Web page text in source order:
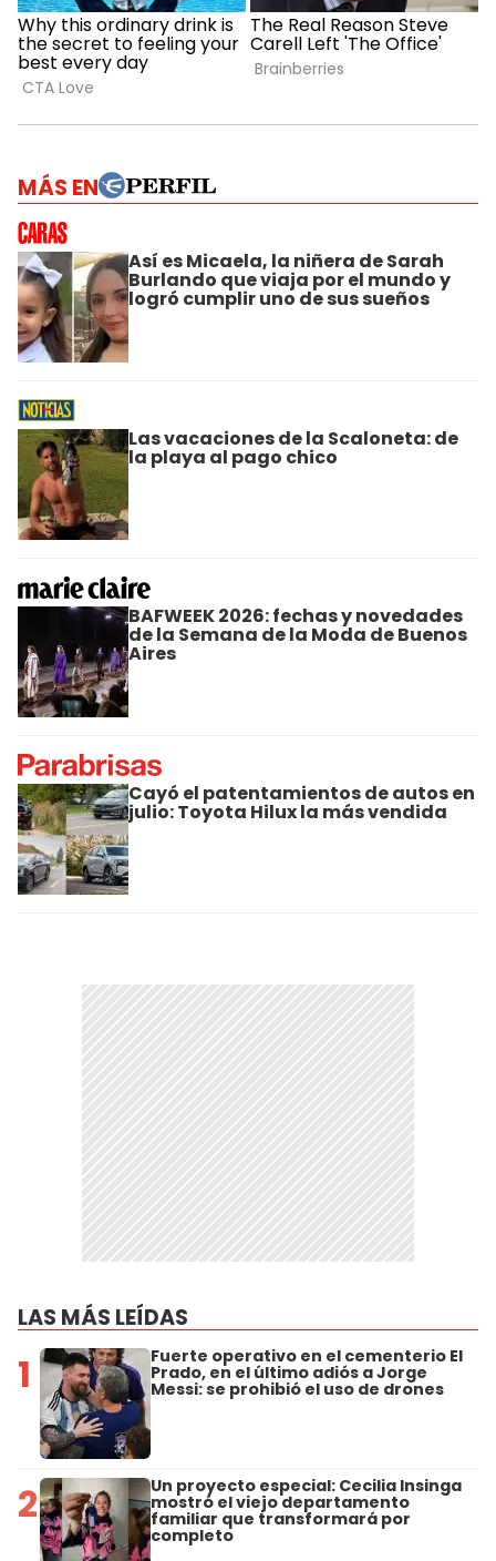
MÁS EN
Así es Micaela, la niñera de Sarah
Burlando que viaja por el mundo y
logró cumplir uno de sus sueños
Las vacaciones de la Scaloneta: de
la playa al pago chico
BAFWEEK 2026: fechas y novedades
de la Semana de la Moda de Buenos
Aires
Cayó el patentamientos de autos en
julio: Toyota Hilux la más vendida
LAS MÁS LEÍDAS
1 Fuerte operativo en el cementerio El
Prado, en el último adiós a Jorge
Messi: se prohibió el uso de drones
2 Un proyecto especial: Cecilia Insinga
mostró el viejo departamento
familiar que transformará por
completo